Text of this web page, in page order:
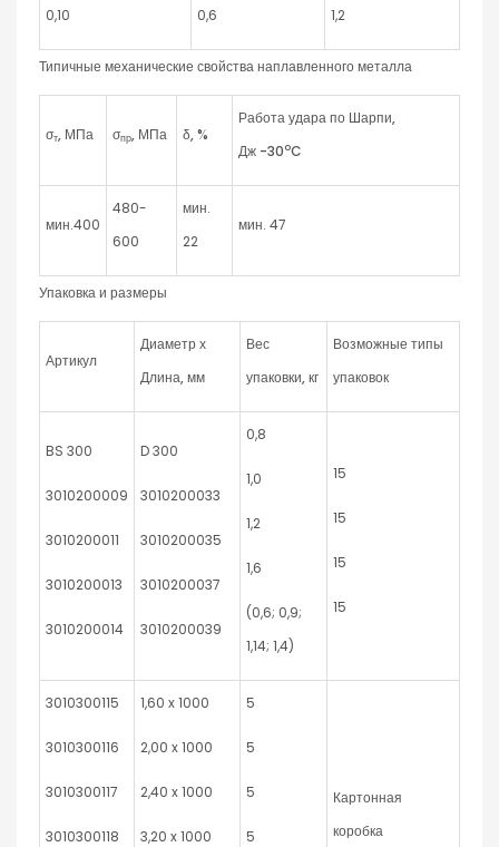
0,10 0,6 1,2
Типичные механические свойства наплавленного металла
σт, МПа σпр, МПа δ,%
Работа удара по Шарпи,
Дж -30oC
мин.400
480-
600
мин.
22
мин. 47
Упаковка и размеры
Артикул
Диаметр х
Длина, мм
Вес
упаковки, кг
Возможные типы
упаковок
BS 300
3010200009
3010200011
3010200013
3010200014
D 300
3010200033
3010200035
3010200037
3010200039
0,8
1,0
1,2
1,6
(0,6; 0,9;
1,14; 1,4)
15
15
15
15
3010300115
3010300116
3010300117
3010300118
1,60 x 1000
2,00 x 1000
2,40 x 1000
3,20 x 1000
5
5
5
5
Картонная
коробка